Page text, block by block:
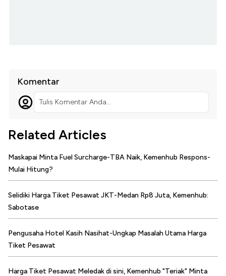
Komentar
Tulis Komentar Anda...
Related Articles
Maskapai Minta Fuel Surcharge-TBA Naik, Kemenhub Respons-
Mulai Hitung?
Selidiki Harga Tiket Pesawat JKT-Medan Rp8 Juta, Kemenhub:
Sabotase
Pengusaha Hotel Kasih Nasihat-Ungkap Masalah Utama Harga
Tiket Pesawat
Harga Tiket Pesawat Meledak di sini, Kemenhub "Teriak" Minta